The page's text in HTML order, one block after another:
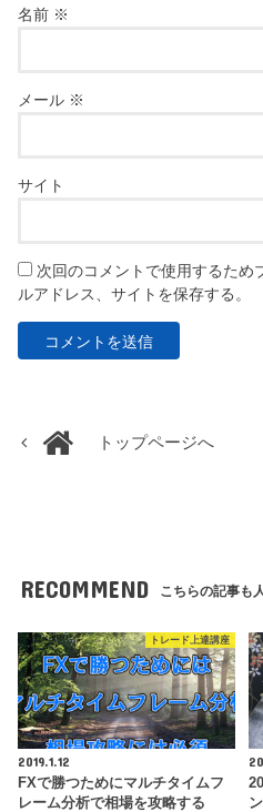
名前 ※
メール ※
サイト
次回のコメントで使用するため
ルアドレス、サイトを保存する。
トップページへ
RECOMMEND こちらの記事も
トレード上達講座
2019.1.12
FXで勝つためにマルチタイムフ
レーム分析で相場を攻略する